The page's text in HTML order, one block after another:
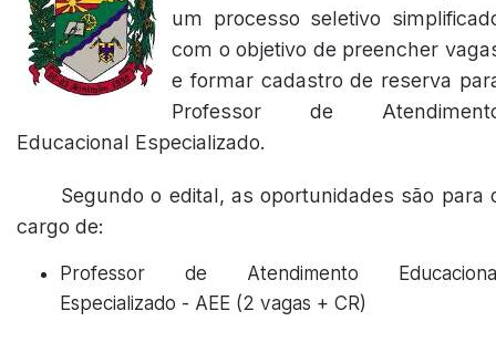
um processo seletivo
com o objetivo de preencher
e formar cadastro de reserva
Professor de
Educacional Especializado.
Segundo o edital, as oportunidades são para
cargo de:
Professor de Atendimento
Especializado - AEE (2 vagas + CR)